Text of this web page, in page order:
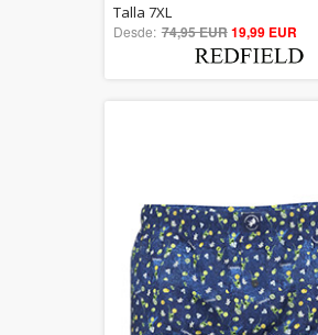
out of 5
Talla 7XL
Desde: 74,95 EUR19,99 EUR